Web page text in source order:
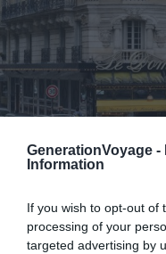
GenerationVoyage -
Information
If you wish to opt-out of
processing of your
targeted advertising by